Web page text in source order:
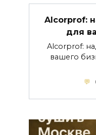
Alcorprof:
для
Alcorprof:
вашего